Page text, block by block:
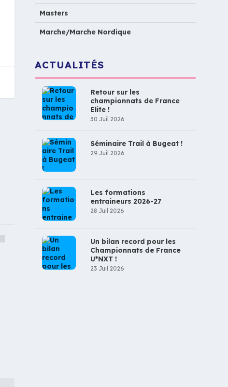
Masters
Marche/Marche Nordique
ACTUALITÉS
Retour sur les
championnats de France
Elite !
30 Juil 2026
Séminaire Trail à Bugeat !
29 Juil 2026
Les formations
entraineurs 2026-27
28 Juil 2026
Un bilan record pour les
Championnats de France
U*NXT !
23 Juil 2026